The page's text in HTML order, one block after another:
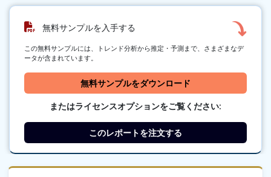
無料サンプルを入手する
この無料サンプルには、トレンド分析から推定・予測まで、さまざまなデ
ータが含まれています。
無料サンプルをダウンロード
またはライセンスオプションをご覧ください:
このレポートを注文する